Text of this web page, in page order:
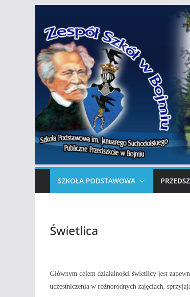
treści
SZKOŁA PODSTAWOWA
Świetlica
Głównym celem działalności świetlicy jest
uczestniczenia w różnorodnych zajęciach,